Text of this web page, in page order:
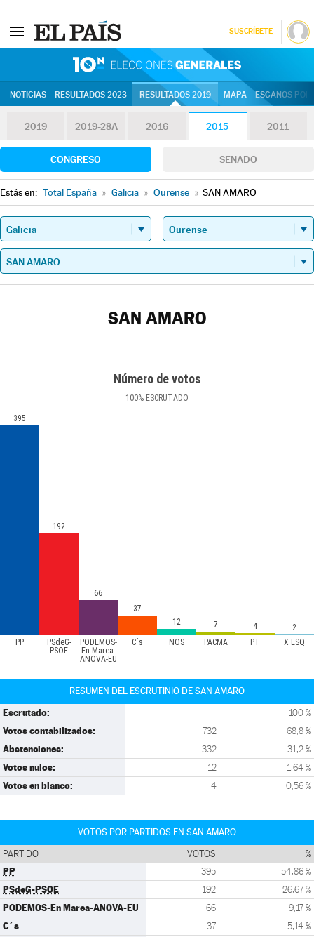
SUSCRÍBETE
NOTICIAS RESULTADOS 2023 RESULTADOS 2019 MAPA ESCAÑOS
2019 2019-28A 2016 2015 2011
CONGRESO SENADO
Estás en: Total España » Galicia » Ourense » SAN AMARO
SAN AMARO
Número de votos
100% ESCRUTADO
PP
PSdeG-
PSOE
PODEMOS-
En Marea-
ANOVA-EU
C´s NÓS PACMA PT X ESQ
395
192
66
37
12
7 4 2
RESUMEN DEL ESCRUTINIO DE SAN AMARO
Escrutado: 100 %
Votos contabilizados: 732 68,8 %
Abstenciones: 332 31,2 %
Votos nulos: 12 1,64 %
Votos en blanco: 4 0,56 %
VOTOS POR PARTIDOS EN SAN AMARO
PARTIDO VOTOS %
PP 395 54,86 %
PSdeG-PSOE 192 26,67 %
PODEMOS-En Marea-ANOVA-EU 66 9,17 %
C´s 37 5,14 %